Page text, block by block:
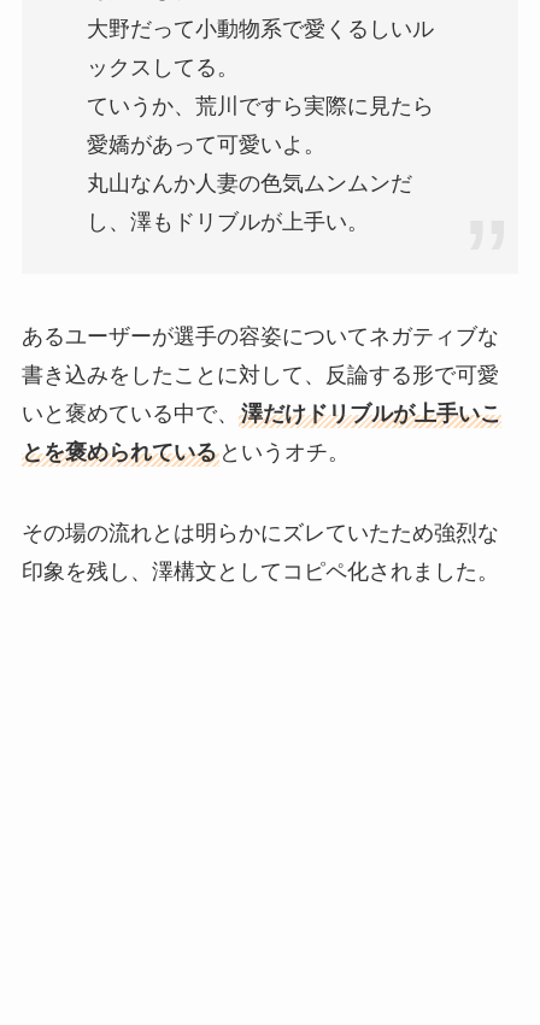
大野だって小動物系で愛くるしいル
ックスしてる。
ていうか、荒川ですら実際に見たら
愛嬌があって可愛いよ。
丸山なんか人妻の色気ムンムンだ
し、澤もドリブルが上手い。
あるユーザーが選手の容姿についてネガティブな
書き込みをしたことに対して、反論する形で可愛
いと褒めている中で、 澤だけドリブルが上手いこ
とを褒められているというオチ。
その場の流れとは明らかにズレていたため強烈な
印象を残し、澤構文としてコピペ化されました。